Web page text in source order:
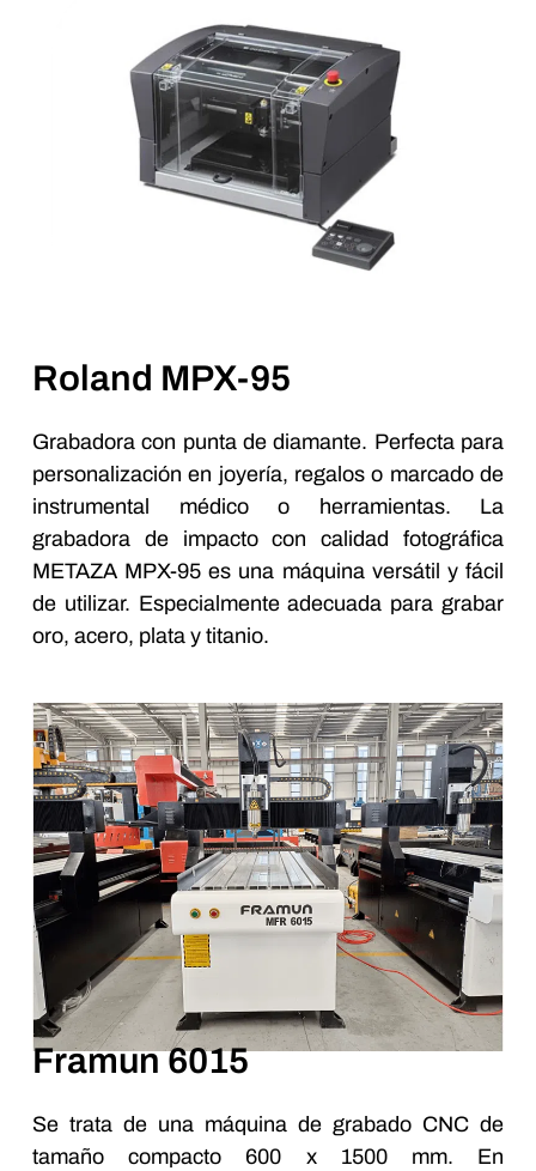
Roland MPX-95
Grabadora con punta de diamante. Perfecta para
personalización en joyería, regalos o marcado de
instrumental médico o herramientas. La
grabadora de impacto con calidad fotográfica
METAZA MPX-95 es una máquina versátil y fácil
de utilizar. Especialmente adecuada para grabar
oro, acero, plata y titanio.
Framun 6015
Se trata de una máquina de grabado CNC de
tamaño compacto 600 x 1500 mm. En